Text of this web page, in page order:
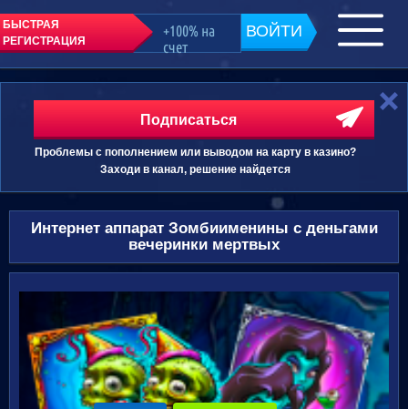
БЫСТРАЯ
РЕГИСТРАЦИЯ
+100% на
счет
ВОЙТИ
Подписаться
Проблемы с пополнением или выводом на карту в казино?
Заходи в канал, решение найдется
Интернет аппарат Зомбиименины с деньгами
вечеринки мертвых